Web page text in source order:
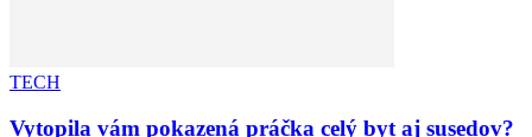
TECH
Vytopila vám pokazená práčka celý byt aj susedov?